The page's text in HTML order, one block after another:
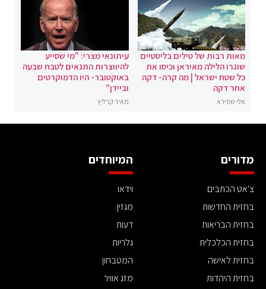
מאות רבות של טילים בליסטיים
שוגרו הלילה מאיראן וכיסו את
כל שטח ישראל | מה קרה- דקה
אחר דקה
אלי שפירא
עיתונאי מצרי: "מי שסייע
להיווצרות התנאים לטבח שבעה
באוקטובר- היו הדמוקרטים
וביידן"
מאיר קרליץ
מדורים
צ'אט הכתבים
בחזית החדשות
בחזית הבריאות
בחזית הכלכלית
בחזית לאישה
בחזית היהדות
המיוחדים
וידאו
מגזין
דעות
גלריות
המטבחון
מזג אוויר